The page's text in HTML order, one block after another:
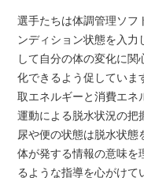
選手たちは体調管理ソフ
ンディション状態を入
して自分の体の変化に
化できるよう促していま
取エネルギーと消費エネ
運動による脱水状況の把
尿や便の状態は脱水状
体が発する情報の意味を
るような指導を心がけ